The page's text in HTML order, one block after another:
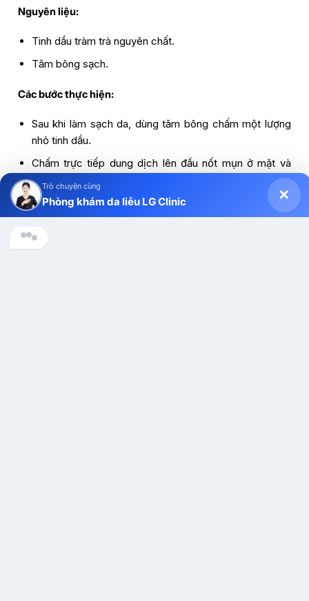
Nguyên liệu:
Tinh dầu tràm trà nguyên chất.
Tăm bông sạch.
Các bước thực hiện:
Sau khi làm sạch da, dùng tăm bông chấm một lượng
nhỏ tinh dầu.
Chấm trực tiếp dung dịch lên đầu nốt mụn ở mặt và
lưng.
Để khô tự nhiên qua đêm hoặc rửa lại sau 30 phút nếu
da nhạy cảm.
Lưu ý:
Trò chuyện cùng
Phòng khám da liễu LG Clinic ✕
Chào anh/chị, Phòng khám Da liễu LG Clinic có thể hỗ trợ gì